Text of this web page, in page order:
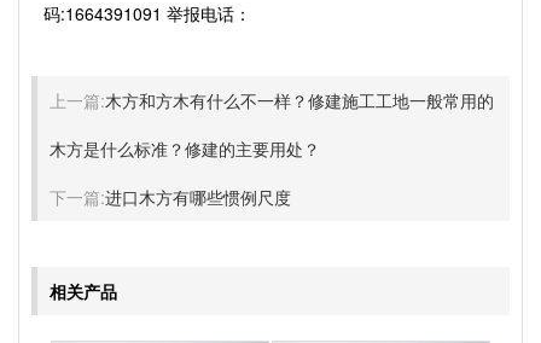
码:1664391091 举报电话：
上一篇:木方和方木有什么不一样？修建施工工地一般常用的
木方是什么标准？修建的主要用处？
下一篇:进口木方有哪些惯例尺度
相关产品